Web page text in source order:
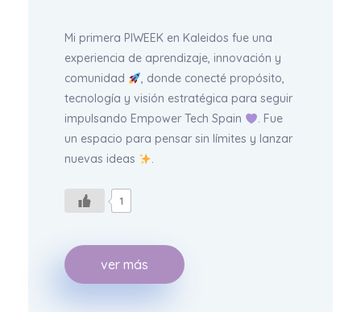
Mi primera PIWEEK en Kaleidos fue una
experiencia de aprendizaje, innovación y
comunidad
, donde conecté propósito,
tecnología y visión estratégica para seguir
impulsando Empower Tech Spain
. Fue
un espacio para pensar sin límites y lanzar
nuevas ideas
.
1
ver más